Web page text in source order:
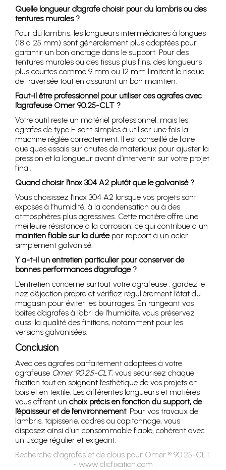
Quelle longueur d’agrafe choisir pour du lambris ou des
tentures murales ?
Pour du lambris, les longueurs intermédiaires à longues
(18 à 25 mm) sont généralement plus adaptées pour
garantir un bon ancrage dans le support. Pour des
tentures murales ou des tissus plus fins, des longueurs
plus courtes comme 9 mm ou 12 mm limitent le risque
de traversée tout en assurant un bon maintien.
Faut-il être professionnel pour utiliser ces agrafes avec
l’agrafeuse Omer 90.25-CLT ?
Votre outil reste un matériel professionnel, mais les
agrafes de type E sont simples à utiliser une fois la
machine réglée correctement. Il est conseillé de faire
quelques essais sur chutes de matériaux pour ajuster la
pression et la longueur avant d’intervenir sur votre projet
final.
Quand choisir l’inox 304 A2 plutôt que le galvanisé ?
Vous choisissez l’inox 304 A2 lorsque vos projets sont
exposés à l’humidité, à la condensation ou à des
atmosphères plus agressives. Cette matière offre une
meilleure résistance à la corrosion, ce qui contribue à un
maintien fiable sur la duréepar rapport à un acier
simplement galvanisé.
Y a-t-il un entretien particulier pour conserver de
bonnes performances d’agrafage ?
L’entretien concerne surtout votre agrafeuse : gardez le
nez d’éjection propre et vérifiez régulièrement l’état du
magasin pour éviter les bourrages. En rangeant vos
boîtes d’agrafes à l’abri de l’humidité, vous préservez
aussi la qualité des finitions, notamment pour les
versions galvanisées.
Conclusion
Avec ces agrafes parfaitement adaptées à votre
agrafeuse Omer 90.25-CLT, vous sécurisez chaque
fixation tout en soignant l’esthétique de vos projets en
bois et en textile. Les différentes longueurs et matières
vous offrent un choix précis en fonction du support, de
l’épaisseur et de l’environnement. Pour vos travaux de
lambris, tapisserie, cadres ou capitonnage, vous
disposez ainsi d’un consommable fiable, cohérent avec
un usage régulier et exigeant.
Recherche d'agrafes et de clous pour Omer ® 90.25-CLT
- www.clicfixation.com